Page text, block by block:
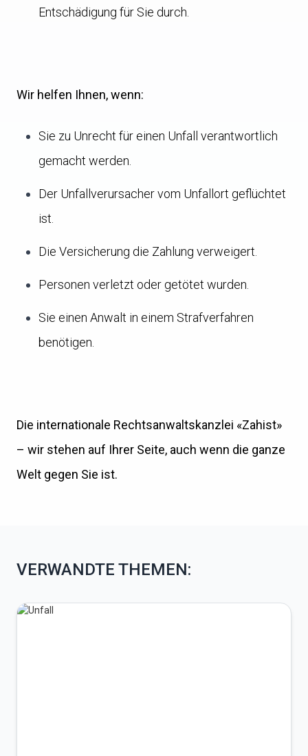
Entschädigung für Sie durch.
Wir helfen Ihnen, wenn:
Sie zu Unrecht für einen Unfall verantwortlich
gemacht werden.
Der Unfallverursacher vom Unfallort geflüchtet
ist.
Die Versicherung die Zahlung verweigert.
Personen verletzt oder getötet wurden.
Sie einen Anwalt in einem Strafverfahren
benötigen.
Die internationale Rechtsanwaltskanzlei «Zahist»
– wir stehen auf Ihrer Seite, auch wenn die ganze
Welt gegen Sie ist.
VERWANDTE THEMEN: